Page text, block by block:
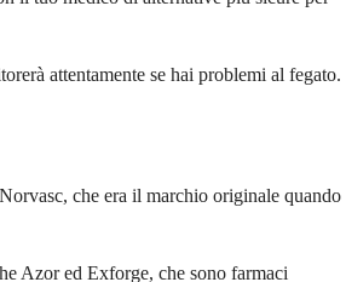
attentamente se hai problemi al fegato.
che era il marchio originale quando
Azor ed Exforge, che sono farmaci